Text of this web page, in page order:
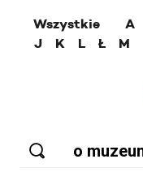
Wszystkie A
J
K L Ł M